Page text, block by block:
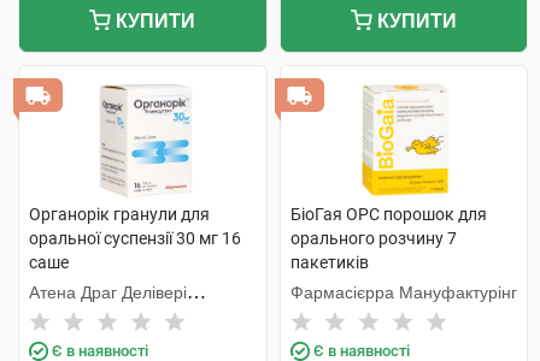
КУПИТИ КУПИТИ
Органорік гранули для
оральної суспензії 30 мг 16
саше
Атена Драг Делівері
Солюшнз ПВТ. ЛТД
Є в наявності
БіоГая ОРС порошок для
орального розчину 7
пакетиків
Фармасієрра Мануфактурінг
Є в наявності